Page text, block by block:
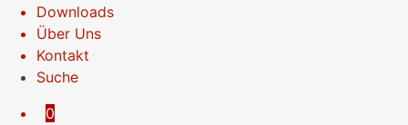
Downloads
Über Uns
Kontakt
Suche
0